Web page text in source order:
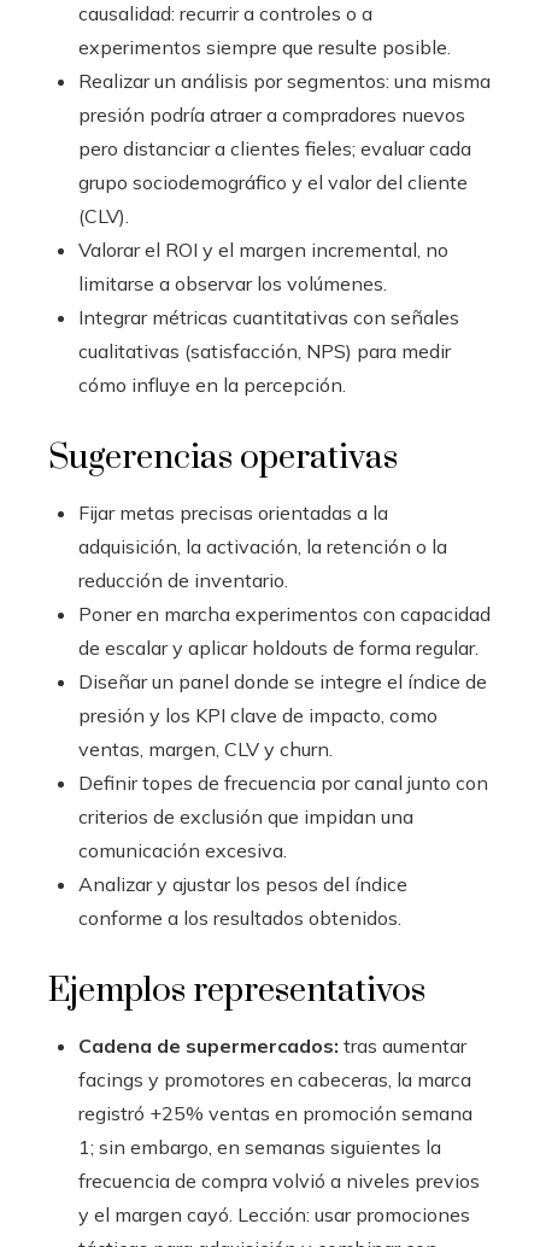
causalidad: recurrir a controles o a
experimentos siempre que resulte posible.
Realizar un análisis por segmentos: una misma
presión podría atraer a compradores nuevos
pero distanciar a clientes fieles; evaluar cada
grupo sociodemográfico y el valor del cliente
(CLV).
Valorar el ROI y el margen incremental, no
limitarse a observar los volúmenes.
Integrar métricas cuantitativas con señales
cualitativas (satisfacción, NPS) para medir
cómo influye en la percepción.
Sugerencias operativas
Fijar metas precisas orientadas a la
adquisición, la activación, la retención o la
reducción de inventario.
Poner en marcha experimentos con capacidad
de escalar y aplicar holdouts de forma regular.
Diseñar un panel donde se integre el índice de
presión y los KPI clave de impacto, como
ventas, margen, CLV y churn.
Definir topes de frecuencia por canal junto con
criterios de exclusión que impidan una
comunicación excesiva.
Analizar y ajustar los pesos del índice
conforme a los resultados obtenidos.
Ejemplos representativos
Cadena de supermercados: tras aumentar
facings y promotores en cabeceras, la marca
registró +25% ventas en promoción semana
1; sin embargo, en semanas siguientes la
frecuencia de compra volvió a niveles previos
y el margen cayó. Lección: usar promociones